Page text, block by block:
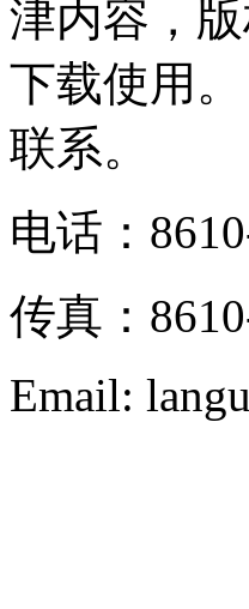
津内容，
下载使用
联系。
电话：
传真：
Email: